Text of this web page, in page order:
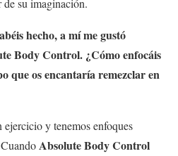
su imaginación.
hecho, a mí me gustó
Body Control. ¿Cómo enfocáis
que os encantaría remezclar en
y tenemos enfoques
Absolute Body Control